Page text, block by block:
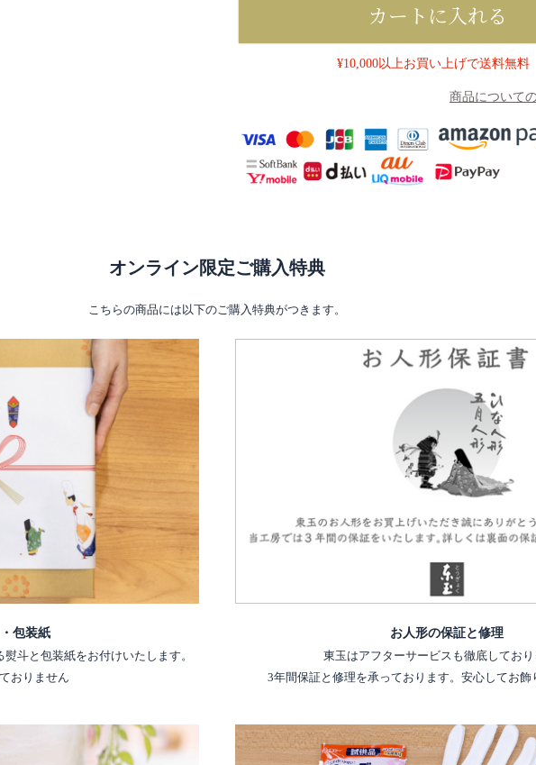
)
カートに入れる
¥10,000以上お買い上げで送料無料
商品について
オンライン限定ご購入特典
こちらの商品には以下のご購入特典がつきます。
包装紙
斗と包装紙をお付けいたします。
おりません
お人形の保証と修理
東玉はアフターサービスも徹底しており
3年間保証と修理を承っております。安心してお飾